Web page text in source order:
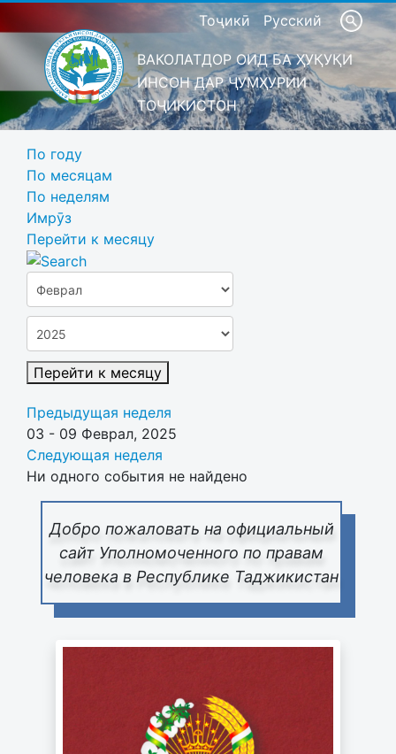
Тоҷикӣ Русский
ВАКОЛАТДОР ОИД БА ҲУҚУҚИ
ИНСОН ДАР ҶУМҲУРИИ
ТОҶИКИСТОН
Добро пожаловать на официальный
сайт Уполномоченного по правам
человека в Республике Таджикистан
По году
По месяцам
По неделям
Имрӯз
Перейти к месяцу
Перейти к месяцу
Предыдущая неделя
03 - 09 Феврал, 2025
Следующая неделя
Ни одного события не найдено